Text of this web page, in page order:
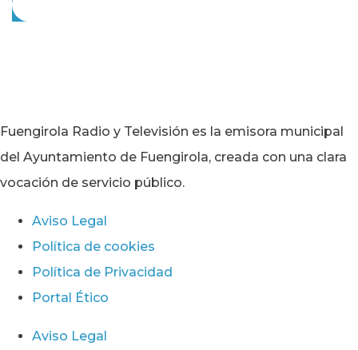
Fuengirola Radio y Televisión es la emisora municipal
del Ayuntamiento de Fuengirola, creada con una clara
vocación de servicio público.
Aviso Legal
Política de cookies
Política de Privacidad
Portal Ético
Aviso Legal